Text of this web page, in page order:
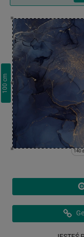
100
cm
140